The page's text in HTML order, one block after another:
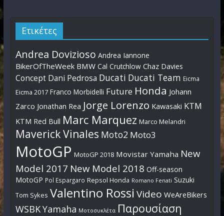
Ετικέτες
Andrea Dovizioso Andrea Iannone
BikerOfTheWeek BMW Cal Crutchlow Chaz Davies
Concept Dani Pedrosa Ducati Ducati Team Eicma
Eicma 2017 Franco Morbidelli Future Honda Johann
Zarco Jonathan Rea Jorge Lorenzo Kawasaki KTM
KTM Red Bull Marc Marquez Marco Melandri
Maverick Vinales Moto2 Moto3
MotoGP MotoGP 2018 Movistar Yamaha New
Model 2017 New Model 2018 Off-season
MotoGP Pol Espargaro Repsol Honda Romano Fenati Suzuki
Tom Sykes Valentino Rossi Video WeAreBikers
WSBKYamaha Μοτοσυκλέτα Παρουσίαση